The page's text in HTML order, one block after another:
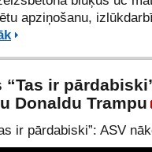
apziņošanu,
“Tas ir
Donaldu Trampu
ir pārdabiski”: ASV